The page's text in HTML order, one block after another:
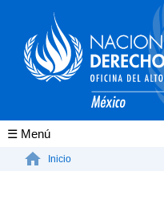
Conócenos
Inicio